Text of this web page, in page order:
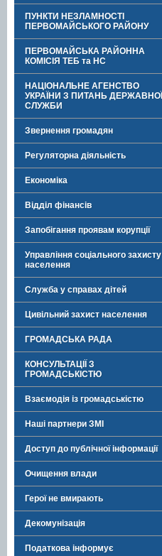
ПУНКТИ НЕЗЛАМНОСТІ
ПЕРВОМАЙСЬКОГО РАЙОНУ
ПЕРВОМАЙСЬКА РАЙОННА
КОМІСІЯ ТЕБ та НС
НАЦІОНАЛЬНЕ АГЕНСТВО
УКРАЇНИ З ПИТАНЬ ДЕРЖАВНОЇ
СЛУЖБИ
Звернення громадян
Регуляторна діяльність
Економіка
Відділ фінансів
Запобігання проявам корупції
Управління соціального захисту
населення
Служба у справах дітей
Цивільний захист населення
ГРОМАДСЬКА РАДА
КОНСУЛЬТАЦІЇ З
ГРОМАДСЬКІСТЮ
Взаємодія із громадськістю
Наші партнери ЗМІ
Доступ до публічної інформації
Очищення влади
Герої не вмирають
Декомунізація
Податкова інформує